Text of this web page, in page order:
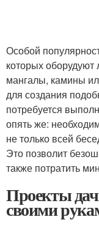
Особой
которых оборудуют
мангалы, камины
для создания
потребуется
опять же:
не только всей
Это позволит
также потратить
Проекты
своими